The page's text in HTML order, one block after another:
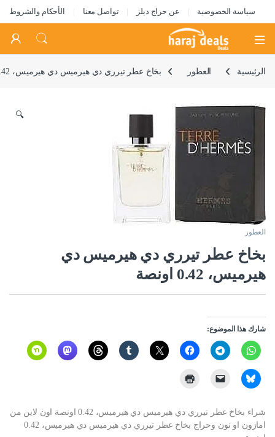
سياسة الخصوصية عن حراج ديلز تواصل معنا الأحكام والشروط
Open
الرئيسية العطور بخاخ عطر تيرري دي هيرميس دي هيرميس، 0.42 اونصة
🔍
العطور
بخاخ عطر تيرري دي هيرميس دي
هيرميس، 0.42 اونصة
شارك هذا الموضوع:
شراء بخاخ عطر تيرري دي هيرميس دي هيرميس، 0.42 اونصة اون لاين من
امازون او نون وحراج بخاخ عطر تيرري دي هيرميس دي هيرميس، 0.42